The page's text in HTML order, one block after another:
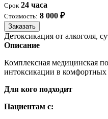
Срок 24 часа
Стоимость: 8 000 ₽
Заказать
Детоксикация от алкоголя,
Описание
Комплексная медицинская
интоксикации в комфортных
Для кого подходит
Пациентам с: